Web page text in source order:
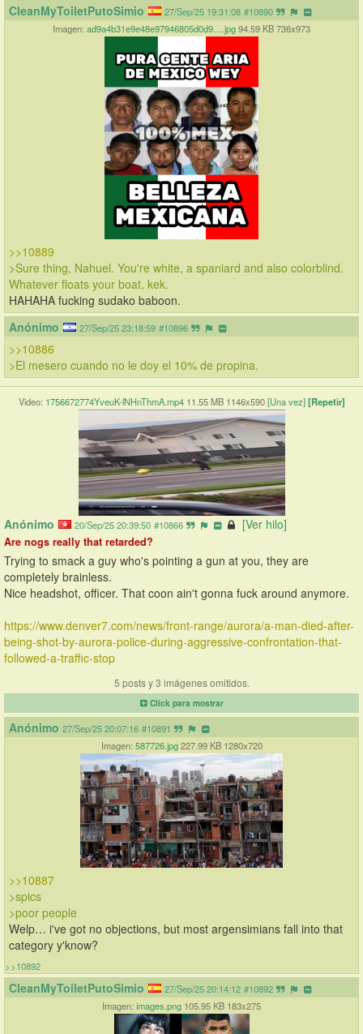
CleanMyToiletPutoSimio 27/Sep/25 19:31:08 #10890
Imagen: ad9a4b31e9e48e97946805d0d9….jpg94.59 KB 736x973
>>10889
>Sure thing, Nahuel. You're white, a spaniard and also colorblind.
Whatever floats your boat, kek.
HAHAHA fucking sudako baboon.
Anónimo
27/Sep/25 23:18:59 #10896
>>10886
>El mesero cuando no le doy el 10% de propina.
Video: 1756672774YveuK-lNHnThmA.mp4 11.55 MB 1146x590 [Una vez] [Repetir]
Anónimo 20/Sep/25 20:39:50 #10866 [Ver hilo]
Are nogs really that retarded?
Trying to smack a guy who's pointing a gun at you, they are
completely brainless.
Nice headshot, officer. That coon ain't gonna fuck around anymore.
https://www.denver7.com/news/front-range/aurora/a-man-died-after-
being-shot-by-aurora-police-during-aggressive-confrontation-that-
followed-a-traffic-stop
5 posts y 3 imágenes omitidos.
Click para mostrar
Anónimo 27/Sep/25 20:07:16 #10891
Imagen: 587726.jpg 227.99 KB 1280x720
>>10887
>spics
>poor people
Welp… i've got no objections, but most argensimians fall into that
category y'know?
>>10892
CleanMyToiletPutoSimio 27/Sep/25 20:14:12 #10892
Imagen: images.png 105.95 KB 183x275